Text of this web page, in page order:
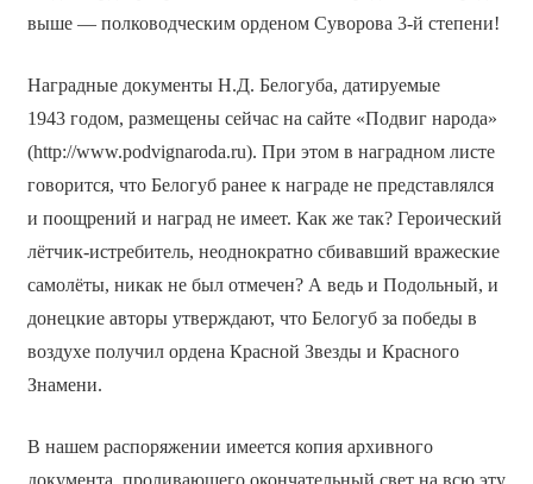
выше — полководческим орденом Суворова 3-й степени!
Наградные документы Н.Д. Белогуба, датируемые
1943 годом, размещены сейчас на сайте «Подвиг народа»
(http://www.podvignaroda.ru). При этом в наградном листе
говорится, что Белогуб ранее к награде не представлялся
и поощрений и наград не имеет. Как же так? Героический
лётчик-истребитель, неоднократно сбивавший вражеские
самолёты, никак не был отмечен? А ведь и Подольный, и
донецкие авторы утверждают, что Белогуб за победы в
воздухе получил ордена Красной Звезды и Красного
Знамени.
В нашем распоряжении имеется копия архивного